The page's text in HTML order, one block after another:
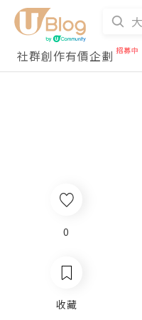
社群創作有價企劃
0
收藏